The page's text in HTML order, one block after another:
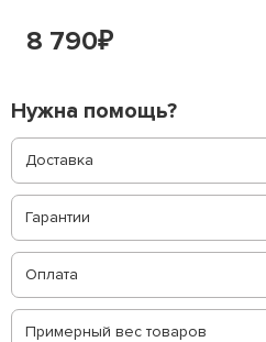
8 790₽
Нужна помощь?
Доставка
Гарантии
Оплата
Примерный вес товаров